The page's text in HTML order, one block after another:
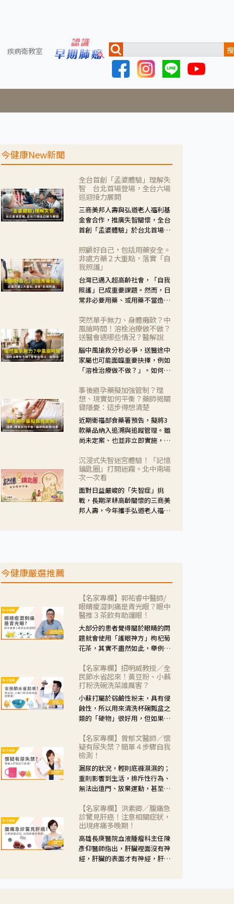
疾病衛教室
今健康New新聞
全台首創「孟婆體驗」理解失
智 台北首場登場，全台六場
巡迴接力展開
三商美邦人壽與弘道老人福利基
金會合作，推廣失智關懷，全台
首創「孟婆體驗」於台北首場實
模式，用結合情境互動等豐富活
動，將抽象的失智轉化為可感
受、可討論的生活情境，並引導
民眾在家人開始出現改變時，以
理解取代責備、以耐心回應不
安。
照顧好自己，包括用藥安全。
非處方藥２大重點，落實「自
我照護」
台灣已邁入超高齡社會，「自我
照護」已成重要課題。然而，日
常非必要用藥、或用藥不當造成
在重要。社團法人台灣自我照護
產業協會 提出「非處方藥正確使
用」與「藥師給力」，鼓勵民眾
建立安全且正確的自我照護習
慣。
突然單手無力、身體癱軟？中
風搶時間！溶栓治療做不做？
送醫會遇哪些情況？醫解說
腦中風搶救分秒必爭，送醫途中
家屬也可能面臨重要抉擇，例如
「溶栓治療做不做？」。如何搶
會理事長陳龍醫師解說！
事後避孕藥擬加強管制？理
想、現實如何平衡？藥師揭關
鍵隱憂：這步得想清楚
近期衛福部食藥署預告，擬將3
款藥品納入追溯與追蹤管理。雖
尚未定案、也並非立即實施，不
人杰藥師表示，這三款藥物目
的、作用、風險各有不同，管制
與否所帶來的後許影響也不同，
可先了解其特性。
沉浸式失智迷宮體驗！「記憶
鑰匙圈」打開迷霧。北中南場
次一次看
面對日益嚴峻的「失智症」挑
戰，長期深耕高齡關懷的三商美
邦人壽，今年攜手弘道老人福利
生活挑戰。
今健康嚴選推薦
【名家專欄】郭祐睿中醫師/
眼睛痠澀刺痛是青光眼？眼中
醫推３茶飲有助護眼！
大部分的患者覺得關於眼睛的問
題就會使用「護眼神方」枸杞菊
花茶，其實不盡然如此，舉例來
紅、眼睛痛、眼屎多而且顏色
黃，當然就可以使用枸杞菊花
茶，但是枸杞的劑量要少，菊花
的劑量要多；若是有以上症狀以
外，眼睛還會有灼熱感，眼屎多
到會「牽絲」，也就是水樣分泌
了，這時候就要使用菊花、金銀
花來治療；假如單純的眼睛乾
澀，結膜沒有紅，眼睛周圍沒有
眼屎，這種情況是屬於「陰
虛」，就可以使用枸杞、蓮藕、
麥門冬、山藥等比較滋潤的藥
【名家專欄】招明威教授／全
民節水省起來！黃豆粉、小蘇
打粉洗碗洗菜誰厲害？
小蘇打屬於弱鹼性粉末，具有侵
蝕性，所以用來清洗杯碗瓢盆之
類的「硬物」很好用，但如果用
特別注意用法用量，使用過多或
是浸泡太久，容易腐蝕蔬菜的纖
維，讓菜軟掉不清脆。
【名家專欄】曾郁文醫師／懷
疑有尿失禁？簡單４步驟自我
檢測！
漏尿的狀況，輕則底褲濕濕的；
重則影響到生活，排斥性行為、
無法出遠門、放棄運動，甚至怕
禁」的症狀，長期下來不敢與朋
友往來，低潮陰霾造成憂鬱症。
【名家專欄】洪素卿／腹痛急
診驚見肝癌！注意相關症狀，
出現疼痛多晚期！
高雄長庚醫院血液腫瘤科主任陳
彥仰醫師指出，肝臟裡面沒有神
經，肝臟的表面才有神經，肝臟